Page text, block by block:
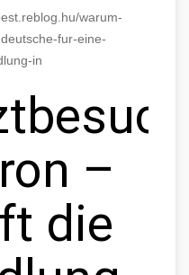
warum-
fur-eine-
in
–
die